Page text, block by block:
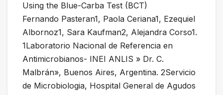
Using the Blue-Carba Test (BCT)
Fernando Pasteran1, Paola Ceriana1, Ezequiel
Albornoz1, Sara Kaufman2, Alejandra Corso1.
1Laboratorio Nacional de Referencia en
Antimicrobianos- INEI ANLIS » Dr. C.
Malbrán», Buenos Aires, Argentina. 2Servicio
de Microbiologia, Hospital General de Agudos